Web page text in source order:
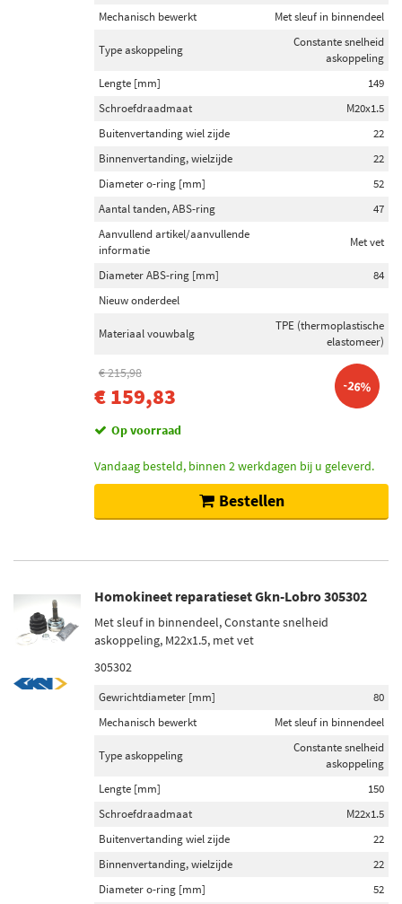
Mechanisch bewerkt
Met sleuf in binnendeel
Type askoppeling
Constante snelheid
askoppeling
Lengte [mm]
149
Schroefdraadmaat
M20x1.5
Buitenvertanding wiel zijde
22
Binnenvertanding, wielzijde
22
Diameter o-ring [mm]
52
Aantal tanden, ABS-ring
47
Aanvullend artikel/aanvullende
informatie
Met vet
Diameter ABS-ring [mm]
84
Nieuw onderdeel
Materiaal vouwbalg
TPE (thermoplastische
elastomeer)
€ 215,98
€ 159,83 -26%
Op voorraad
Vandaag besteld, binnen 2 werkdagen bij u geleverd.
Bestellen
Homokineet reparatieset Gkn-Lobro 305302
Met sleuf in binnendeel, Constante snelheid
askoppeling, M22x1.5, met vet
305302
Gewrichtdiameter [mm]
80
Mechanisch bewerkt
Met sleuf in binnendeel
Type askoppeling
Constante snelheid
askoppeling
Lengte [mm]
150
Schroefdraadmaat
M22x1.5
Buitenvertanding wiel zijde
22
Binnenvertanding, wielzijde
22
Diameter o-ring [mm]
52